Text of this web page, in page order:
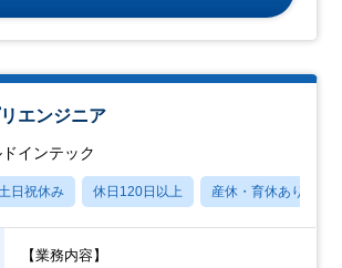
エンジニア
インテック
日祝休み 休日120日以上 産休・育休あり
【業務内容】